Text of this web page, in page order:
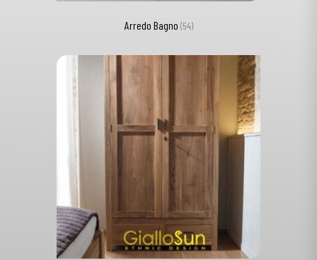
Arredo Bagno (54)